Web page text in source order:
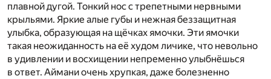
плавной дугой. Тонкий нос с трепетными нервными
крыльями. Яркие алые губы и нежная беззащитная
улыбка, образующая на щёчках ямочки. Эти ямочки
такая неожиданность на её худом личике, что невольно
в удивлении и восхищении непременно улыбнёшься
в ответ. Аймани очень хрупкая, даже болезненно